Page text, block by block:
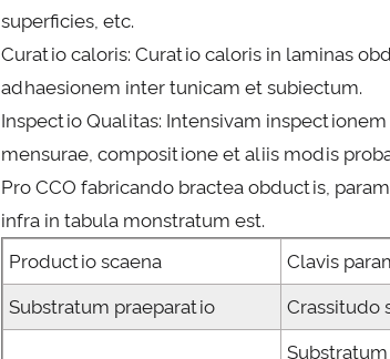
superficies, etc.
Curatio caloris: Curatio caloris in laminas
adhaesionem inter tunicam et subiectum.
Inspectio Qualitas: Intensivam
mensurae, compositione et aliis modis
Pro CCO fabricando bractea obductis,
infra in tabula monstratum est.
Productio scaena
Clavis
Substratum praeparatio Crassitudo